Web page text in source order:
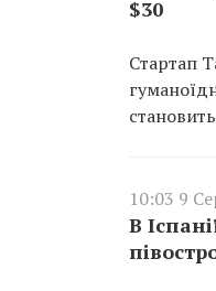
$30
Стартап
10:03 9
В